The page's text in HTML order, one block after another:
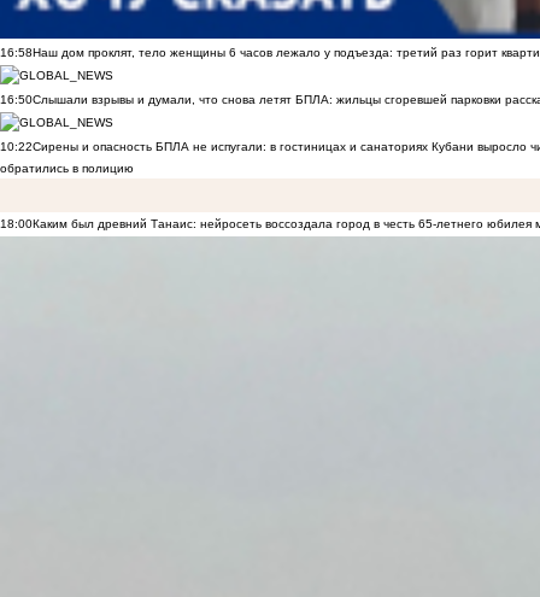
16:58Наш дом проклят, тело женщины 6 часов лежало у подъезда: третий раз горит
16:50Слышали взрывы и думали, что снова летят БПЛА: жильцы сгоревшей парковки
10:22Сирены и опасность БПЛА не испугали: в гостиницах и санаториях Кубани выросло
обратились в полицию
18:00Каким был древний Танаис: нейросеть воссоздала город в честь 65-летнего юбилея